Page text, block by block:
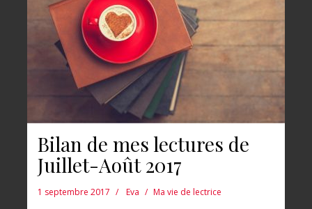
Bilan de mes lectures de
Juillet-Août 2017
1 septembre 2017 Eva Ma vie de lectrice